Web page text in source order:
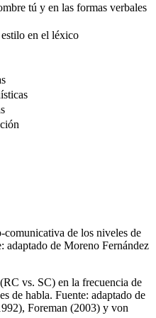
tú y en las formas verbales
en el léxico
de los niveles de
adaptado de Moreno Fernández
vs. SC) en la frecuencia de
de habla. Fuente: adaptado de
Foreman (2003) y von